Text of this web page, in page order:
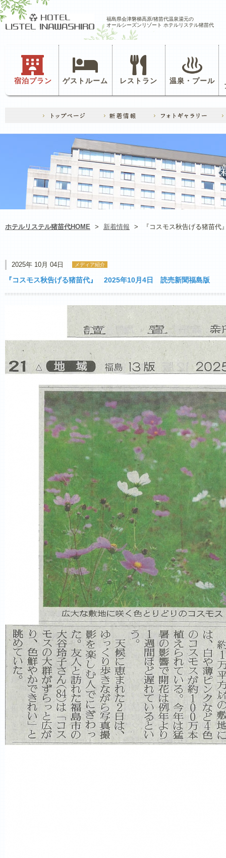
福島県会津磐梯高原/猪苗代温泉湯元の
オールシーズンリゾート ホテルリステル猪苗代
宿泊プラン ゲストルーム レストラン 温泉・プール
ホテルリステル猪苗代HOME > 新着情報 > 『コスモス秋告げる猪苗
2025年 10月 04日 メディア紹介
『コスモス秋告げる猪苗代』 2025年10月4日 読売新聞福島版